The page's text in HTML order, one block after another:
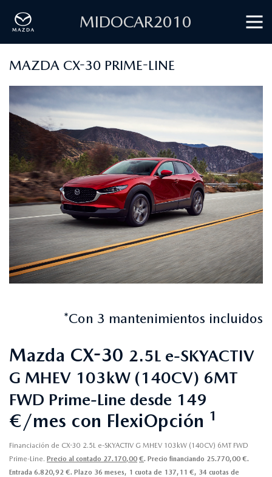
MIDOCAR2010
MAZDA CX-30 PRIME-LINE
*Con 3 mantenimientos incluidos
Mazda CX-30 2.5L e-SKYACTIV
G MHEV 103kW (140CV) 6MT
FWD Prime-Line desde 149
€/mes con FlexiOpción 1
Financiación de CX-30 2.5L e-SKYACTIV G MHEV 103kW (140CV) 6MT FWD
Prime-Line. Precio al contado 27.170,00 €. Precio financiando 25.770,00 €.
Entrada 6.820,92 €. Plazo 36 meses, 1 cuota de 137,11 €, 34 cuotas de